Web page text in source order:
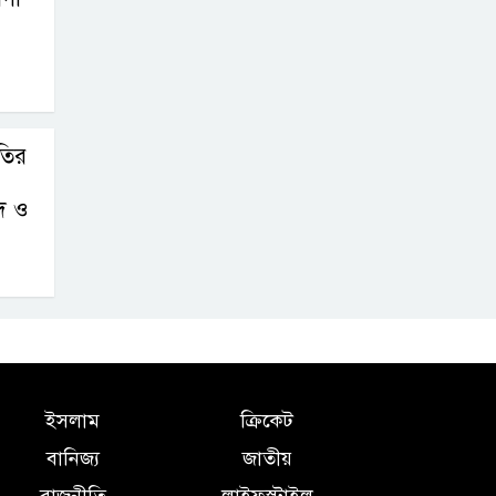
ও
ইসলাম
ক্রিকেট
বানিজ্য
জাতীয়